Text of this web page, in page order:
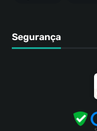
Segurança